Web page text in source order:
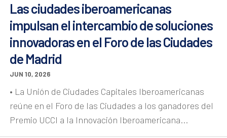
Las ciudades iberoamericanas
impulsan el intercambio de soluciones
innovadoras en el Foro de las Ciudades
de Madrid
JUN 10, 2026
• La Unión de Ciudades Capitales Iberoamericanas
reúne en el Foro de las Ciudades a los ganadores del
Premio UCCI a la Innovación Iberoamericana...